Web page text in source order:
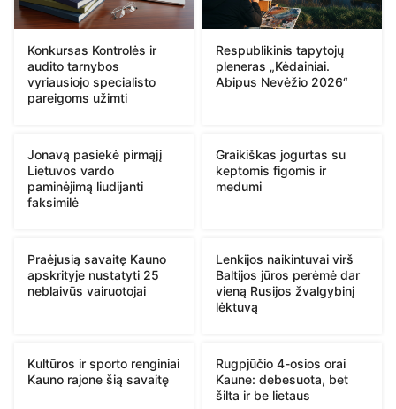
Konkursas Kontrolės ir
audito tarnybos
vyriausiojo specialisto
pareigoms užimti
Respublikinis tapytojų
pleneras „Kėdainiai.
Abipus Nevėžio 2026“
Jonavą pasiekė pirmąjį
Lietuvos vardo
paminėjimą liudijanti
faksimilė
Graikiškas jogurtas su
keptomis figomis ir
medumi
Praėjusią savaitę Kauno
apskrityje nustatyti 25
neblaivūs vairuotojai
Lenkijos naikintuvai virš
Baltijos jūros perėmė dar
vieną Rusijos žvalgybinį
lėktuvą
Kultūros ir sporto renginiai
Kauno rajone šią savaitę
Rugpjūčio 4-osios orai
Kaune: debesuota, bet
šilta ir be lietaus